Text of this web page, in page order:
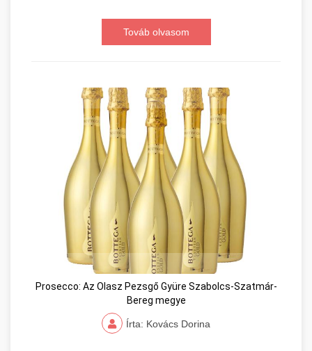
Továb olvasom
Prosecco: Az Olasz Pezsgő Gyüre Szabolcs-Szatmár-
Bereg megye
Írta: Kovács Dorina